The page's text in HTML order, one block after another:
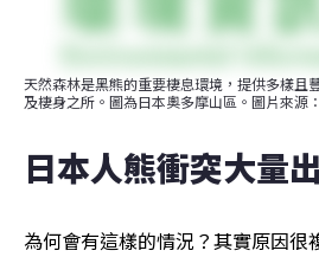
天然森林是黑熊的重要棲息環境，提供多樣且
及棲身之所。圖為日本奧多摩山區。圖片來源
日本人熊衝突大量
為何會有這樣的情況？其實原因很